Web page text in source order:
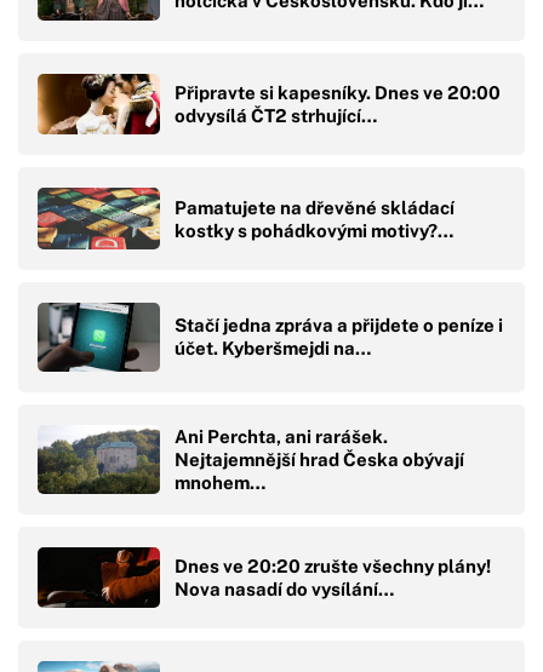
Připravte si kapesníky. Dnes ve 20:00
odvysílá ČT2 strhující…
Pamatujete na dřevěné skládací
kostky s pohádkovými motivy?…
Stačí jedna zpráva a přijdete o peníze i
účet. Kyberšmejdi na…
Ani Perchta, ani rarášek.
Nejtajemnější hrad Česka obývají
mnohem…
Dnes ve 20:20 zrušte všechny plány!
Nova nasadí do vysílání…